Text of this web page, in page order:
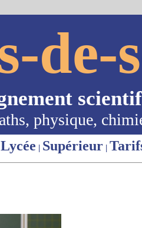
de-
physique,
Lycée | Supérieur |